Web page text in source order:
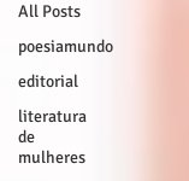
All Posts
poesiamundo
editorial
literatura
de
mulheres